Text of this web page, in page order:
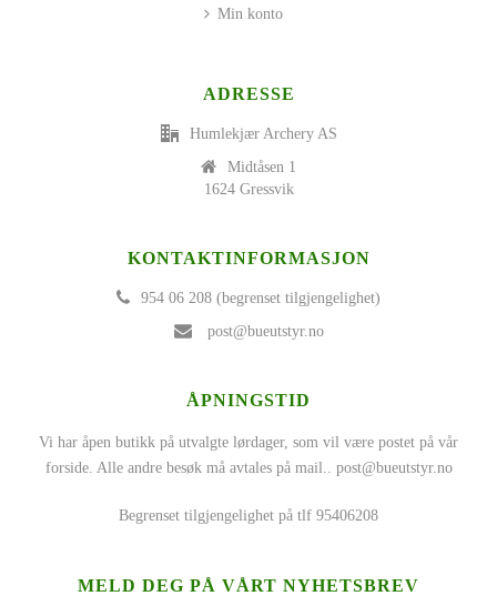
Min konto
ADRESSE
Humlekjær Archery AS
Midtåsen 1
1624 Gressvik
KONTAKTINFORMASJON
954 06 208 (begrenset tilgjengelighet)
post@bueutstyr.no
ÅPNINGSTID
Vi har åpen butikk på utvalgte lørdager, som vil være postet på vår
forside. Alle andre besøk må avtales på mail.. post@bueutstyr.no
Begrenset tilgjengelighet på tlf 95406208
MELD DEG PÅ VÅRT NYHETSBREV